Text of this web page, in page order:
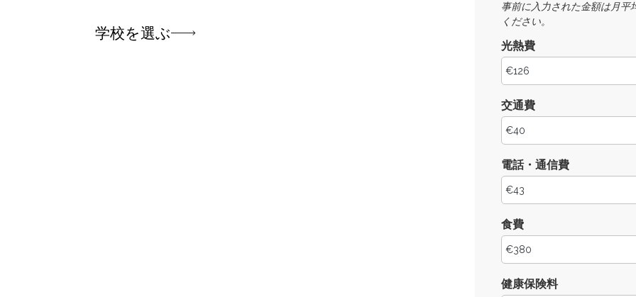
学校を選ぶ
事前に入力された金額は月平
ください。
光熱費
交通費
電話・通信費
食費
健康保険料